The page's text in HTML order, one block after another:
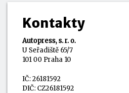
Kontakty
Autopress, s. r. o.
U Seřadiště 65/7
101 00 Praha 10
IČ: 26181592
DIČ: CZ26181592